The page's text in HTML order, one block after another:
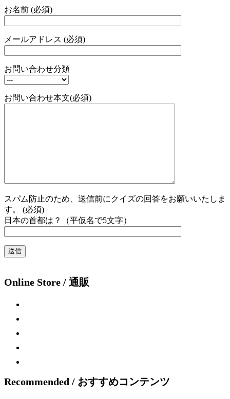
お名前 (必須)
メールアドレス (必須)
お問い合わせ分類
お問い合わせ本文(必須)
スパム防止のため、送信前にクイズの回答をお願いいたしま
す。 (必須)
日本の首都は？（平仮名で5文字）
Online Store / 通販
Recommended / おすすめコンテンツ